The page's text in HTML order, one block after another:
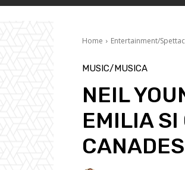
Home Entertainment/
MUSIC/MUSICA
NEIL
EMILIA SI